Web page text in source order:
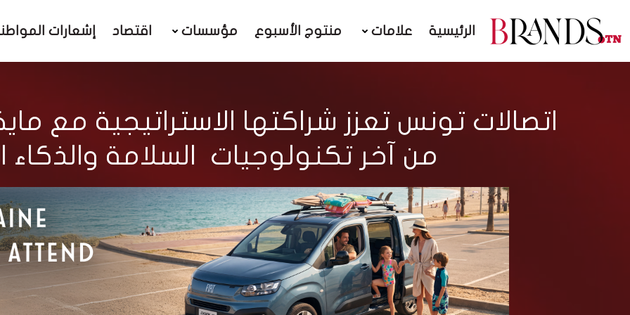
الرئيسية علامات منتوج الأسبوع مؤسسات اقتصاد إشعارات
اتصالات تونس تعزز شراكتها الاستراتيجية مع
من آخر تكنولوجيات السلامة والذكاء